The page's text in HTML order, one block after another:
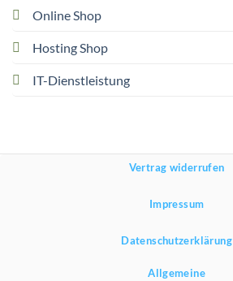
Online Shop
Hosting Shop
IT-Dienstleistung
Vertrag widerrufen
Impressum
Datenschutzerklärung
Allgemeine